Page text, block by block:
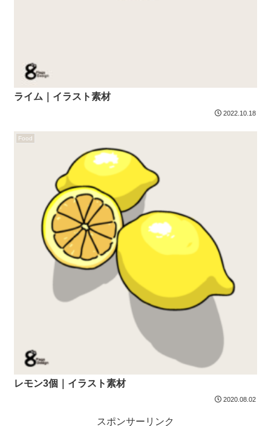
ライム｜イラスト素材
2022.10.18
Food
レモン3個｜イラスト素材
2020.08.02
スポンサーリンク